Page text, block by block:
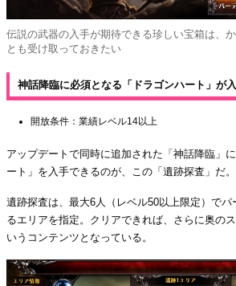
伝説の武器の入手が期待できる珍しい宝箱は、
とも受け取っておきたい
神話降臨に必須となる「ドラゴンハート」が
開放条件：業績レベル14以上
アップデートで同時に追加された「神話降臨」
ート」を入手できるのが、この「遺跡探査」だ。
遺跡探査は、最大6人（レベル50以上限定）で
るエリアを指定。クリアできれば、さらに奥の
いうコンテンツとなっている。